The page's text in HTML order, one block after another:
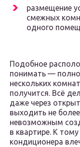
размещение
смежных
одного
Подобное
понимать —
нескольких
получится. Всё
даже через
выходить не
невозможным
в квартире. К
кондиционера